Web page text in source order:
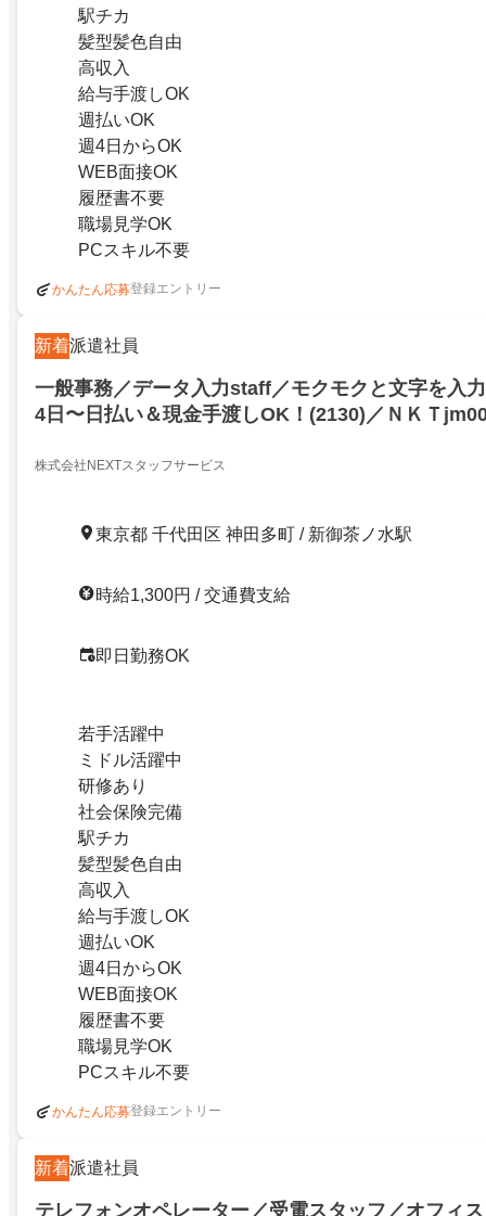
駅チカ
髪型髪色自由
高収入
給与手渡しOK
週払いOK
週4日からOK
WEB面接OK
履歴書不要
職場見学OK
PCスキル不要
かんたん応募登録エントリー
新着派遣社員
一般事務／データ入力staff／モクモクと文字を入
4日〜日払い＆現金手渡しOK！(2130)／ＮＫＴ
株式会社NEXTスタッフサービス
東京都 千代田区 神田多町 / 新御茶ノ水駅
時給1,300円 / 交通費支給
即日勤務OK
若手活躍中
ミドル活躍中
研修あり
社会保険完備
駅チカ
髪型髪色自由
高収入
給与手渡しOK
週払いOK
週4日からOK
WEB面接OK
履歴書不要
職場見学OK
PCスキル不要
かんたん応募登録エントリー
新着派遣社員
テレフォンオペレーター／受電スタッフ／オフィ